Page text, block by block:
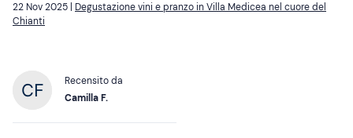
22 Nov 2025 | Degustazione vini e pranzo in Villa Medicea nel cuore del
Chianti
Recensito da
Camilla F.